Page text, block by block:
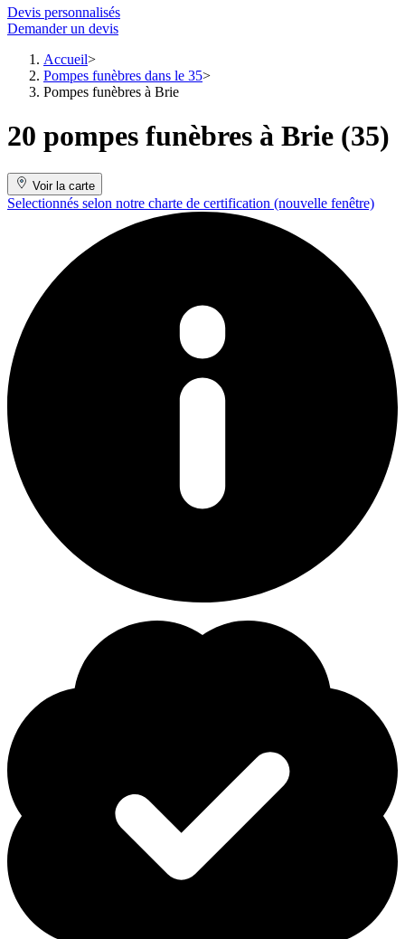
Devis personnalisés
Demander un devis
Accueil
Pompes funèbres dans le 35
Pompes funèbres à Brie
20 pompes funèbres à Brie (35)
Voir la carte
Selectionnés selon notre charte de certification (nouvelle fenêtre)